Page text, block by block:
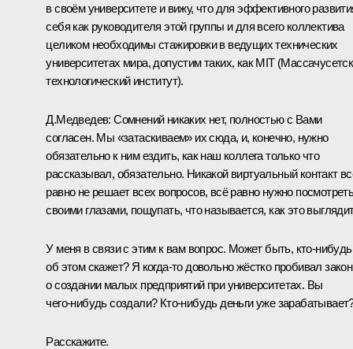
в своём университете и вижу, что для эффективного
себя как руководителя этой группы и для всего коллектива
целиком необходимы стажировки в ведущих технических
университетах мира, допустим таких, как MIT
технологический институт).
Д.Медведев:Сомнений никаких нет, полностью с Вами
согласен. Мы «затаскиваем» их сюда, и, конечно, нужно
обязательно к ним ездить, как наш коллега только что
рассказывал, обязательно. Никакой виртуальный контакт
равно не решает всех вопросов, всё равно нужно
своими глазами, пощупать, что называется, как это
У меня в связи с этим к вам вопрос. Может быть, кто‑нибудь
об этом скажет? Я когда‑то довольно жёстко пробивал закон
о создании малых предприятий при университетах. Вы
чего‑нибудь создали? Кто‑нибудь деньги уже
Расскажите.